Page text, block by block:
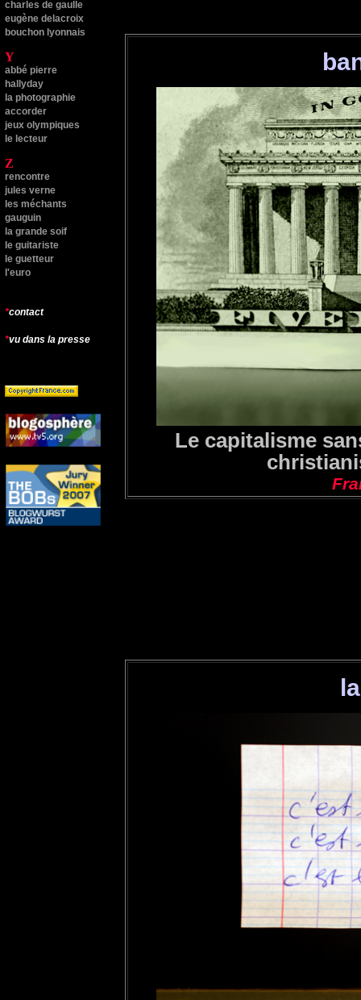
charles de gaulle
eugène delacroix
bouchon lyonnais
Y
abbé pierre
hallyday
a photographie
accorder
jeux olympiques
le lecteur
Z
rencontre
jules verne
les méchants
gauguin
la grande soif
le guitariste
le guetteur
l'euro
*contact
*vu dans la presse
b
Le capitalisme